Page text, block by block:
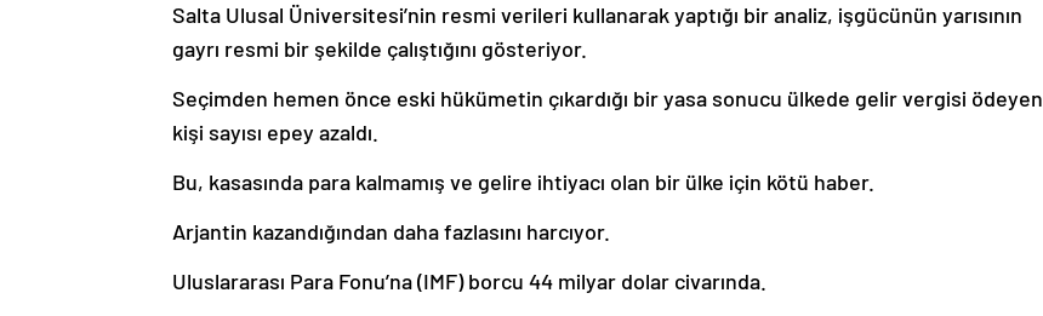
Salta Ulusal Üniversitesi’nin resmi verileri kullanarak yaptığı bir analiz, işgücünün yarısının
gayrı resmi bir şekilde çalıştığını gösteriyor.
Seçimden hemen önce eski hükümetin çıkardığı bir yasa sonucu ülkede gelir vergisi ödeyen
kişi sayısı epey azaldı.
Bu, kasasında para kalmamış ve gelire ihtiyacı olan bir ülke için kötü haber.
Arjantin kazandığından daha fazlasını harcıyor.
Uluslararası Para Fonu’na (IMF) borcu 44 milyar dolar civarında.